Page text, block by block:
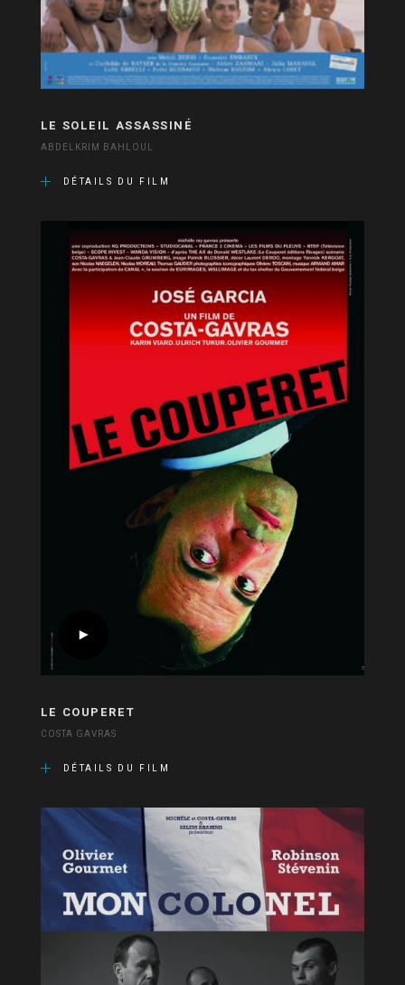
LE SOLEIL ASSASSINÉ
ABDELKRIM BAHLOUL
DÉTAILS DU FILM
LE COUPERET
COSTA GAVRAS
DÉTAILS DU FILM